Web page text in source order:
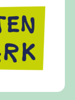
Angebot für
das zu
Streit und
zu
frieden-
wichtige